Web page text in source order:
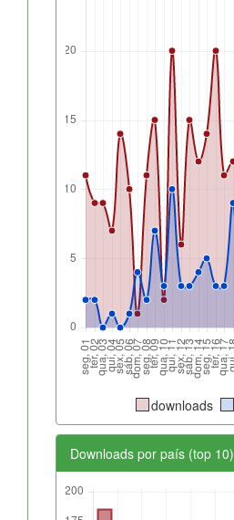
downloads
Downloads por país (top 10)